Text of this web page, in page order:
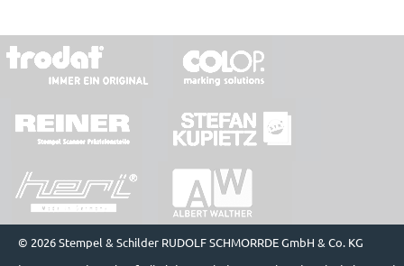
© 2026 Stempel & Schilder RUDOLF SCHMORRDE GmbH & Co. KG